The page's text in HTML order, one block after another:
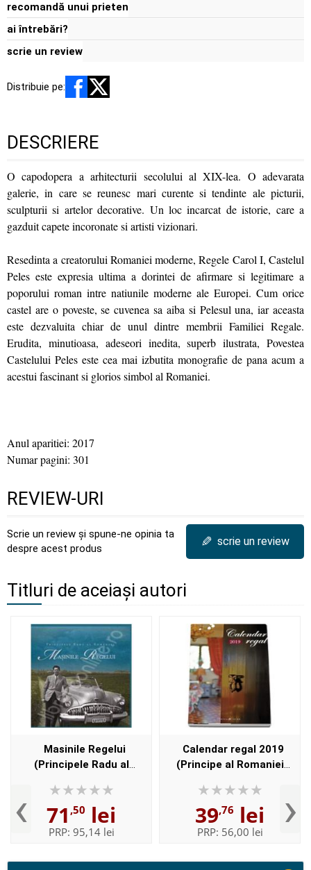
recomandă unui prieten
ai întrebări?
scrie un review
Distribuie pe:
DESCRIERE
O capodopera a arhitecturii secolului al XIX-lea. O adevarata
galerie, in care se reunesc mari curente si tendinte ale picturii,
sculpturii si artelor decorative. Un loc incarcat de istorie, care a
gazduit capete incoronate si artisti vizionari.
Resedinta a creatorului Romaniei moderne, Regele Carol I, Castelul
Peles este expresia ultima a dorintei de afirmare si legitimare a
poporului roman intre natiunile moderne ale Europei. Cum orice
castel are o poveste, se cuvenea sa aiba si Pelesul una, iar aceasta
este dezvaluita chiar de unul dintre membrii Familiei Regale.
Erudita, minutioasa, adeseori inedita, superb ilustrata, Povestea
Castelului Peles este cea mai izbutita monografie de pana acum a
acestui fascinant si glorios simbol al Romaniei.
Anul aparitiei: 2017
Numar pagini: 301
REVIEW-URI
Scrie un review și spune-ne opinia ta
despre acest produs
✎ scrie un review
Titluri de aceiași autori
‹
Masinile Regelui
(Principele Radu al
71 ,50 lei
PRP: 95,14 lei
Calendar regal 2019
(Principe al Romaniei
39,76 lei
PRP: 56,00 lei ›